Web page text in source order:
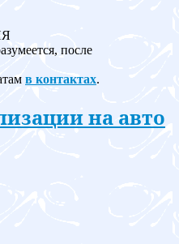
после
в контактах.
на авто